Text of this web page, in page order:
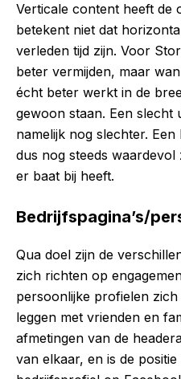
Verticale content heeft de
betekent niet dat
verleden tijd zijn. Voor
beter vermijden, maar
écht beter werkt in de
gewoon staan. Een slecht
namelijk nog slechter.
dus nog steeds
er baat bij heeft.
Bedrijfspagina’s/
Qua doel zijn de
zich richten op
persoonlijke profielen
leggen met vrienden en
afmetingen van de
van elkaar, en is de